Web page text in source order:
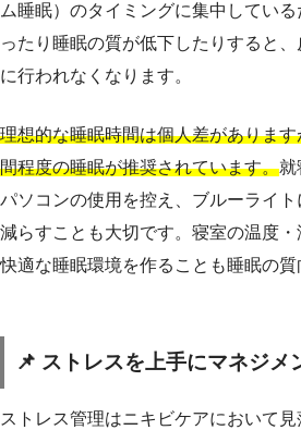
ム睡眠）のタイミングに集中してい
ったり睡眠の質が低下したりすると
に行われなくなります。
理想的な睡眠時間は個人差がありま
間程度の睡眠が推奨されています。就
パソコンの使用を控え、ブルーライ
減らすことも大切です。寝室の温度・
快適な睡眠環境を作ることも睡眠の質
📌 ストレスを上手にマネジメ
ストレス管理はニキビケアにおいて